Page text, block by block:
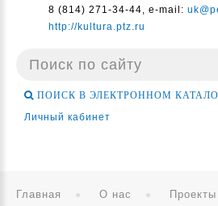
8 (814) 271-34-44, e-mail:
http://kultura.ptz.ru
Поиск
ПОИСК В ЭЛЕКТРОННОМ
Личный кабинет
Главная О нас